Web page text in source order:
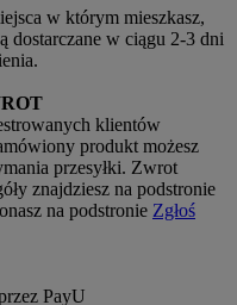
w którym mieszkasz,
dostarczane w ciągu 2-3 dni
klientów
produkt możesz
przesyłki. Zwrot
znajdziesz na podstronie
na podstronie Zgłoś
PayU